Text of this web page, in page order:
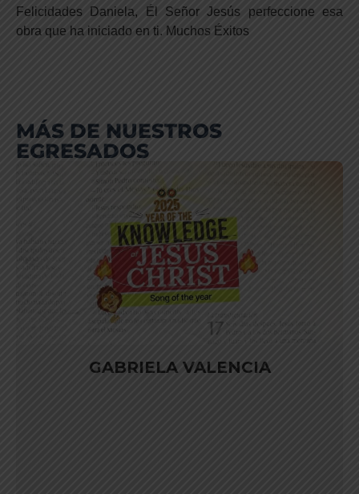
Felicidades Daniela, Él Señor Jesús perfeccione esa
obra que ha iniciado en ti. Muchos Éxitos
MÁS DE NUESTROS
EGRESADOS
GABRIELA VALENCIA